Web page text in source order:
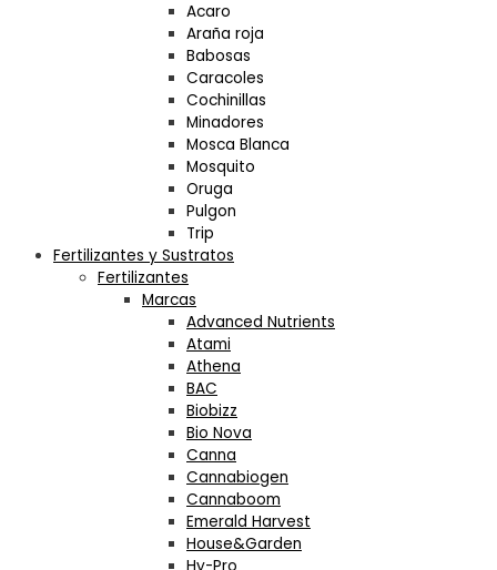
Acaro
Araña roja
Babosas
Caracoles
Cochinillas
Minadores
Mosca Blanca
Mosquito
Oruga
Pulgon
Trip
Fertilizantes y Sustratos
Fertilizantes
Marcas
Advanced Nutrients
Atami
Athena
BAC
Biobizz
Bio Nova
Canna
Cannabiogen
Cannaboom
Emerald Harvest
House&Garden